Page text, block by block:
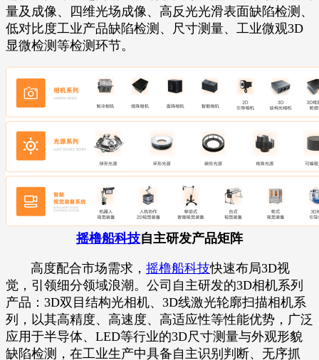
量及成像、四维光场成像、高反光光滑表面缺陷检测、
低对比度工业产品缺陷检测、尺寸测量、工业微观3D
显微检测等检测环节。
摇橹船科技自主研发产品矩阵
高度配合市场需求， 摇橹船科技快速布局3D视
觉，引领细分领域浪潮。公司自主研发的3D相机系列
产品：3D双目结构光相机、3D线激光轮廓扫描相机系
列，以其高精度、高速度、高适应性等性能优势，广泛
应用于半导体、LED等行业的3D尺寸测量与外观形貌
缺陷检测，在工业生产中具备自主识别判断、无序抓